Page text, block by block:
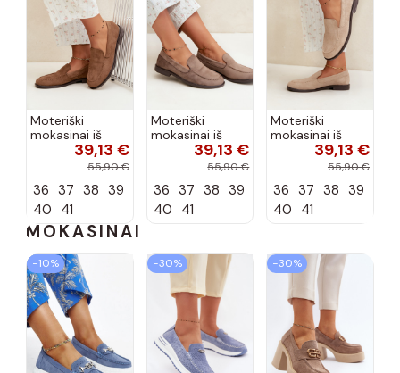
Moteriški
mokasinai iš
dirbtinės
zomšos, rudos
39,13 €
55,90 €
36 37 38 39
40 41
Moteriški
mokasinai iš
dirbtinės
zomšos, molio
39,13 €
55,90 €
36 37 38 39
40 41
Moteriški
mokasinai iš
dirbtinės
zomšos, smėlio
39,13 €
55,90 €
36 37 38 39
40 41
MOKASINAI
−10% −30% −30%